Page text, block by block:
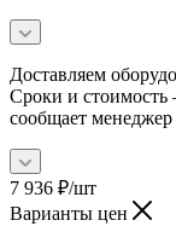
Доставляем
Сроки и
сообщает
7 936 ₽/шт
Варианты цен